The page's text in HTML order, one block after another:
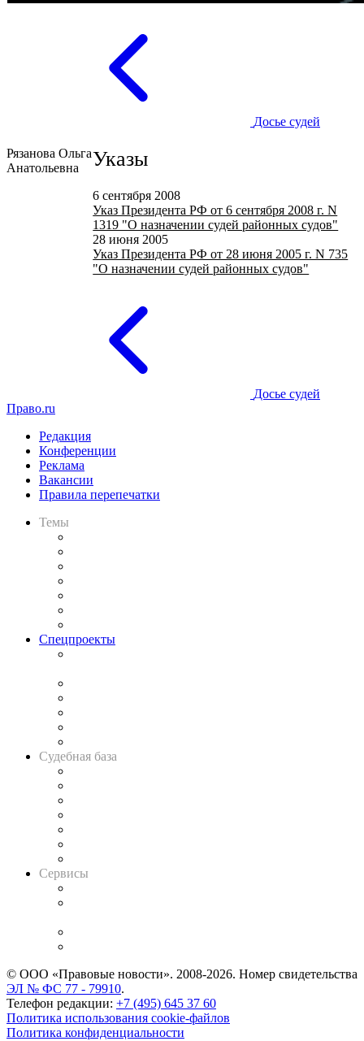
Досье судей
Рязанова Ольга
Анатольевна
Указы
6 сентября 2008
Указ Президента РФ от 6 сентября 2008 г. N
1319 "О назначении судей районных судов"
28 июня 2005
Указ Президента РФ от 28 июня 2005 г. N 735
"О назначении судей районных судов"
Досье судей
Право.ru
Редакция
Конференции
Реклама
Вакансии
Правила перепечатки
Темы
Спецпроекты
Судебная база
Сервисы
© ООО «Правовые новости». 2008-2026. Номер свидетельства
ЭЛ № ФС 77 - 79910.
Телефон редакции: +7 (495) 645 37 60
Политика использования cookie-файлов
Политика конфиденциальности